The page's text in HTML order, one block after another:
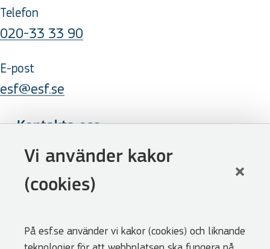
Vi använder kakor
(cookies)
På esf.se använder vi kakor (cookies) och liknande
Telefon
020-33 33 90
E-post
esf@esf.se
Kontakta oss
Följ oss
LinkedIn
Nyhetsbrev